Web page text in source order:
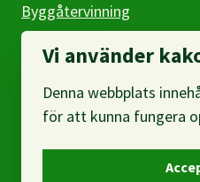
Byggåtervinning
Företag
Om webbplatsen
Vi använder
Denna webbplats
för att kunna fungera